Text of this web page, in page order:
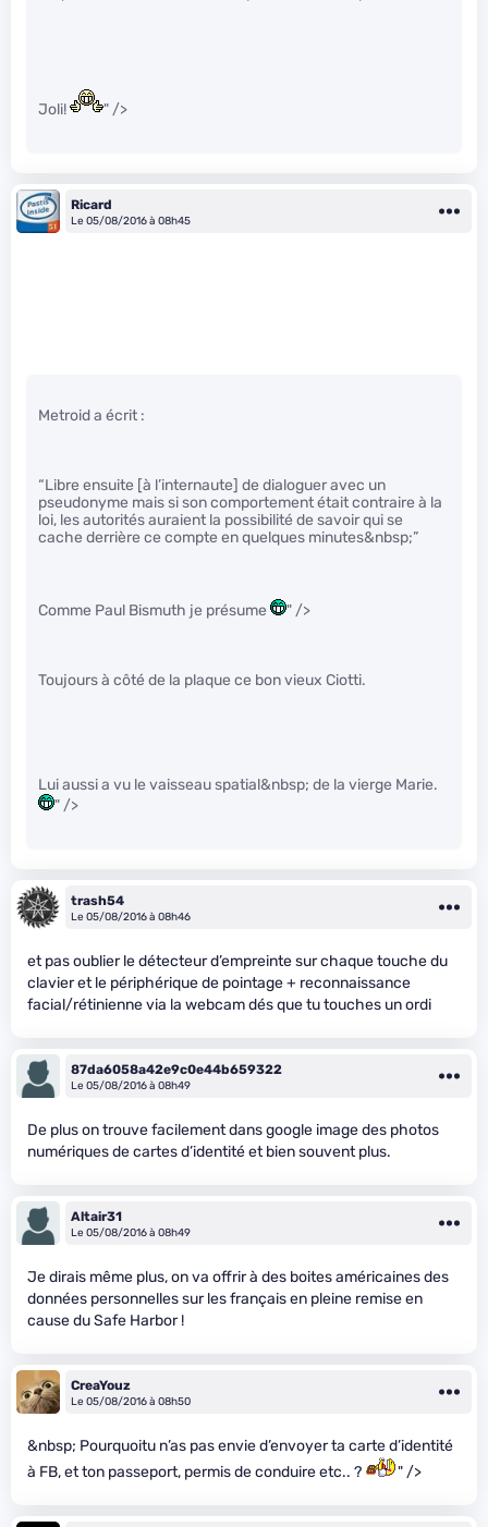
Joli! " />
Ricard
Le 05/08/2016 à 08h45
Metroid a écrit :
“Libre ensuite [à l’internaute] de dialoguer avec un
pseudonyme mais si son comportement était contraire à la
loi, les autorités auraient la possibilité de savoir qui se
cache derrière ce compte en quelques minutes&nbsp;”
Comme Paul Bismuth je présume " />
Toujours à côté de la plaque ce bon vieux Ciotti.
Lui aussi a vu le vaisseau spatial&nbsp; de la vierge Marie.
" />
trash54
Le 05/08/2016 à 08h46
et pas oublier le détecteur d’empreinte sur chaque touche du
clavier et le périphérique de pointage + reconnaissance
facial/rétinienne via la webcam dés que tu touches un ordi
87da6058a42e9c0e44b659322
Le 05/08/2016 à 08h49
De plus on trouve facilement dans google image des photos
numériques de cartes d’identité et bien souvent plus.
Altair31
Le 05/08/2016 à 08h49
Je dirais même plus, on va offrir à des boites américaines des
données personnelles sur les français en pleine remise en
cause du Safe Harbor !
CreaYouz
Le 05/08/2016 à 08h50
&nbsp; Pourquoitu n’as pas envie d’envoyer ta carte d’identité
à FB, et ton passeport, permis de conduire etc.. ?
" />